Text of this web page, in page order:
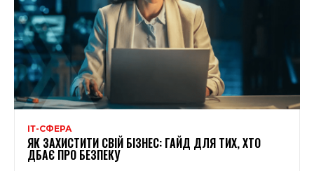
ІТ-СФЕРА
ЯК ЗАХИСТИТИ СВІЙ БІЗНЕС: ГАЙД ДЛЯ ТИХ, ХТО
ДБАЄ ПРО БЕЗПЕКУ